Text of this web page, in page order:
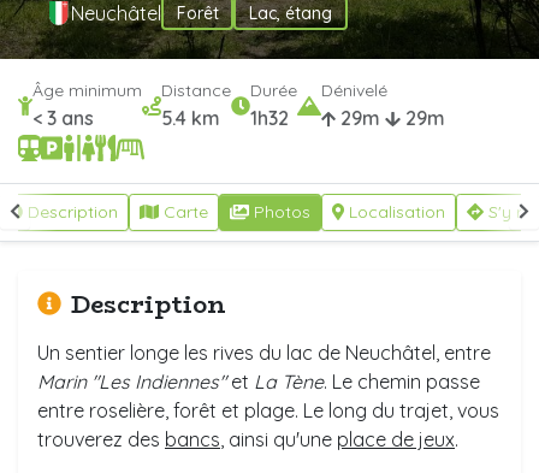
Neuchâtel Forêt Lac, étang
Âge minimum
< 3 ans
Distance
5.4 km
Durée
1h32
Dénivelé
29m 29m
Description Carte Photos Localisation S'y
Description
Un sentier longe les rives du lac de Neuchâtel, entre
Marin "Les Indiennes"et La Tène. Le chemin passe
entre roselière, forêt et plage. Le long du trajet, vous
trouverez des bancs , ainsi qu'une place de jeux.